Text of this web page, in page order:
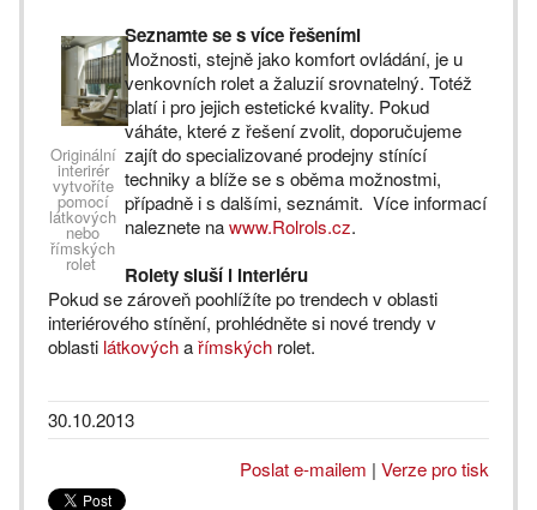
Originální
interirér
vytvoříte
pomocí
látkových
nebo
římských
rolet
Seznamte se s více řešeními
Možnosti, stejně jako komfort ovládání, je u
venkovních rolet a žaluzií srovnatelný. Totéž
platí i pro jejich estetické kvality. Pokud
váháte, které z řešení zvolit, doporučujeme
zajít do specializované prodejny stínící
techniky a blíže se s oběma možnostmi,
případně i s dalšími, seznámit. Více informací
naleznete nawww.Rolrols.cz.
Rolety sluší i interiéru
Pokud se zároveň poohlížíte po trendech v oblasti
interiérového stínění, prohlédněte si nové trendy v
oblasti látkovýchařímských rolet.
30.10.2013
Poslat e-mailem | Verze pro tisk